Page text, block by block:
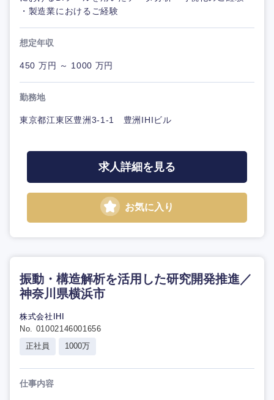
・製造業におけるご経験
想定年収
450 万円 ～ 1000 万円
勤務地
東京都江東区豊洲3-1-1 豊洲IHIビル
求人詳細を見る
お気に入り
振動・構造解析を活用した研究開発推進／
神奈川県横浜市
株式会社IHI
No. 01002146001656
正社員
1000万
仕事内容